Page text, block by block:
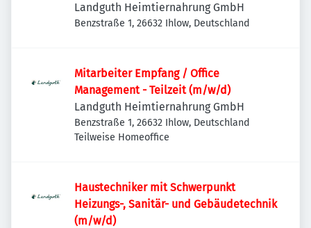
Landguth Heimtiernahrung GmbH
Benzstraße 1, 26632 Ihlow, Deutschland
Mitarbeiter Empfang / Office
Management - Teilzeit (m/w/d)
Landguth Heimtiernahrung GmbH
Benzstraße 1, 26632 Ihlow, Deutschland
Teilweise Homeoffice
Haustechniker mit Schwerpunkt
Heizungs-, Sanitär- und Gebäudetechnik
(m/w/d)